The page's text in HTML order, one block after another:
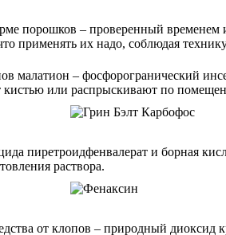
порошков – проверенный
применять их надо, соблюдая
малатион – фосфорогранический
кистью или распрыскивают по
пиретроидфенвалерат и борная
раствора.
от клопов – природный